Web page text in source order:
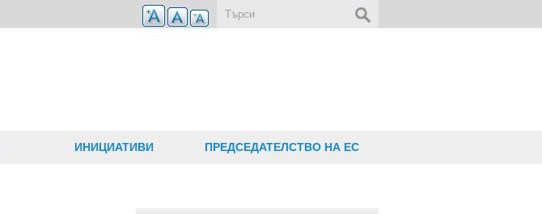
ИНИЦИАТИВИ ПРЕДСЕДАТЕЛСТВО НА ЕС